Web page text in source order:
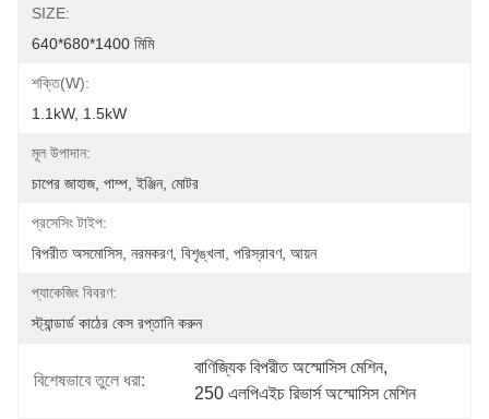
SIZE:
640*680*1400 মিমি
শক্তি(w):
1.1kW, 1.5kW
মূল উপাদান:
চাপের জাহাজ, পাম্প, ইঞ্জিন, মোটর
প্রসেসিং টাইপ:
বিপরীত অসমোসিস, নরমকরণ, বিশৃঙ্খলা, পরিস্রাবণ, আয়ন
প্যাকেজিং বিবরণ:
স্ট্যান্ডার্ড কাঠের কেস রপ্তানি করুন
বিশেষভাবে তুলে ধরা:
বাণিজ্যিক বিপরীত অস্মোসিস মেশিন,
250 এলপিএইচ রিভার্স অস্মোসিস মেশিন